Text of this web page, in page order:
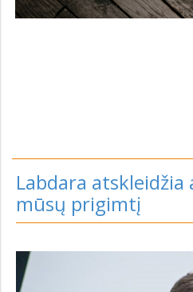
Labdara atskleidžia
mūsų prigimtį